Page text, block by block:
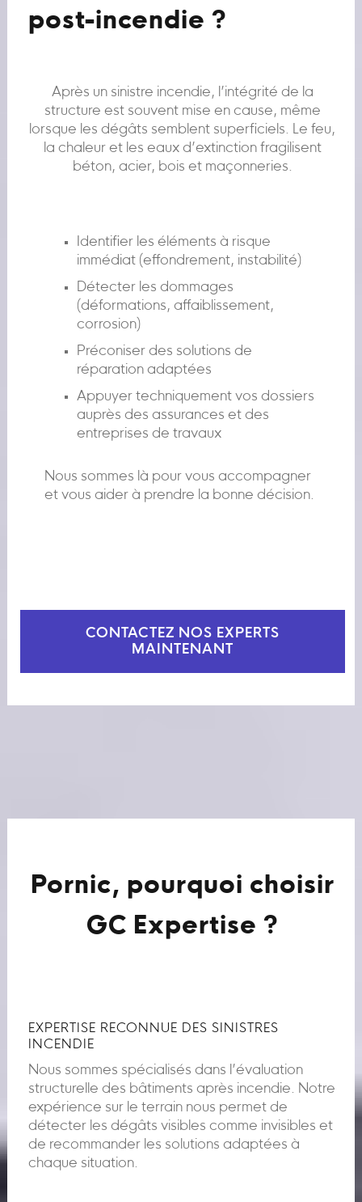
post-incendie ?
Après un sinistre incendie, l’intégrité de la
structure est souvent mise en cause, même
lorsque les dégâts semblent superficiels. Le feu,
la chaleur et les eaux d’extinction fragilisent
béton, acier, bois et maçonneries.
Identifier les éléments à risque
immédiat (effondrement, instabilité)
Détecter les dommages
(déformations, affaiblissement,
corrosion)
Préconiser des solutions de
réparation adaptées
Appuyer techniquement vos dossiers
auprès des assurances et des
entreprises de travaux
Nous sommes là pour vous accompagner
et vous aider à prendre la bonne décision.
CONTACTEZ NOS EXPERTS
MAINTENANT
Pornic, pourquoi choisir
GC Expertise ?
EXPERTISE RECONNUE DES SINISTRES
INCENDIE
Nous sommes spécialisés dans l’évaluation
structurelle des bâtiments après incendie. Notre
expérience sur le terrain nous permet de
détecter les dégâts visibles comme invisibles et
de recommander les solutions adaptées à
chaque situation.